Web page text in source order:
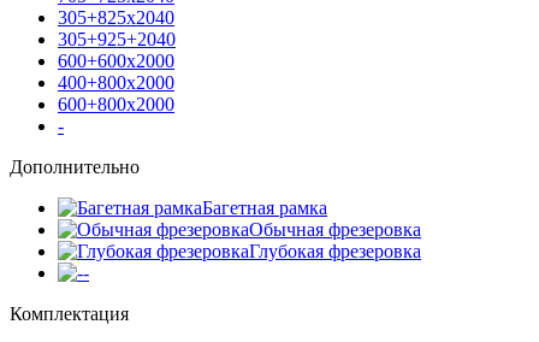
305+825х2040
305+925+2040
600+600х2000
400+800х2000
600+800х2000
-
Дополнительно
Багетная рамка
Обычная фрезеровка
Глубокая фрезеровка
-
Комплектация